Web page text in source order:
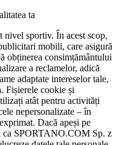
ta
sportiv. În acest scop,
mobili, care asigură
obținerea consimțământului
a reclamelor, adică
adaptate intereselor tale,
Fișierele cookie și
atât pentru activități
nepersonalizate – în
Dacă apeși pe
ca SPORTANO.COM Sp. z